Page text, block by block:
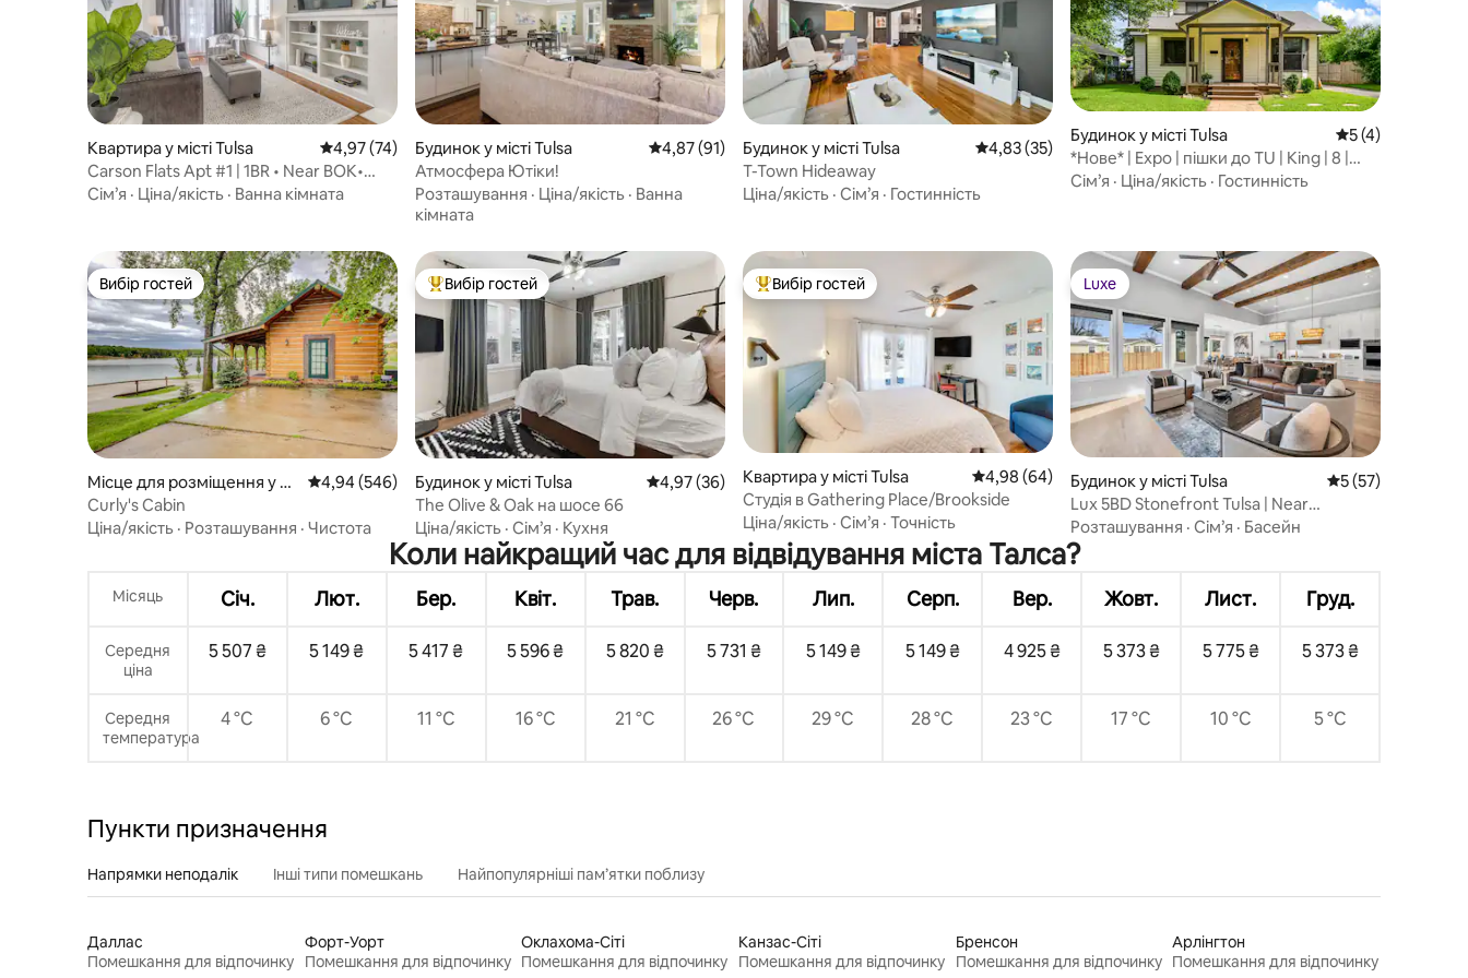
Квартира у місті Tulsa Середня оцінка: 4,97 з 5, відгуки: 74
4,97 (74)
Carson Flats Apt #1 | 1BR • Near BOK•
OSU Med•Dtwn
Сім’я · Ціна/якість · Ванна кімната
Будинок у місті Tulsa Середня оцінка: 4,87 з 5, відгуки: 91
4,87 (91)
Атмосфера Ютіки!
Розташування · Ціна/якість · Ванна
кімната
Будинок у місті Tulsa Середня оцінка: 4,83 з 5, відгуки: 35
4,83 (35)
T-Town Hideaway
Ціна/якість · Сім’я · Гостинність
Будинок у місті Tulsa Середня оцінка:
5 (4)
*Нове* | Expo | пішки до TU | King | 8 |
2 ванні кімнати
Сім’я · Ціна/якість · Гостинність
Вибір гостей
Вибір гостей
Місце для розміщення у мі
сті Jenks
Середня оцінка: 4,94 з 5, відгуки: 546
4,94 (546)
Curly's Cabin
Ціна/якість · Розташування · Чистота
Топ вибір гостей
Вибір гостей
Будинок у місті Tulsa Середня оцінка: 4,97 з 5, відгуки: 36
4,97 (36)
The Olive & Oak на шосе 66
Ціна/якість · Сім’я · Кухня
Топ вибір гостей
Вибір гостей
Квартира у місті Tulsa Середня оцінка: 4,98 з 5, відгуки: 64
4,98 (64)
Студія в Gathering Place/Brookside
Ціна/якість · Сім’я · Точність
Luxe
Luxe
Будинок у місті Tulsa Середня оцінка: 5
5 (57)
Lux 5BD Stonefront Tulsa | Near
Gathering Place
Розташування · Сім’я · Басейн
Коли найкращий час для відвідування міста Талса?
Місяць Січ. Лют. Бер. Квіт. Трав. Черв. Лип. Серп. Вер. Жовт. Лист. Груд.
Середня
ціна
5 507 ₴ 5 149 ₴ 5 417 ₴ 5 596 ₴ 5 820 ₴ 5 731 ₴ 5 149 ₴ 5 149 ₴ 4 925 ₴ 5 373 ₴ 5 775 ₴ 5 373 ₴
Середня
температура
4 °C 6 °C 11 °C 16 °C 21 °C 26 °C 29 °C 28 °C 23 °C 17 °C 10 °C 5 °C
Пункти призначення
Напрямки неподалік Інші типи помешкань Найпопулярніші пам’ятки поблизу
Даллас
Помешкання для відпочинку
Форт-Уорт
Помешкання для відпочинку
Оклахома-Сіті
Помешкання для відпочинку
Канзас-Сіті
Помешкання для відпочинку
Бренсон
Помешкання для відпочинку
Арлінгтон
Помешкання для відпочинку